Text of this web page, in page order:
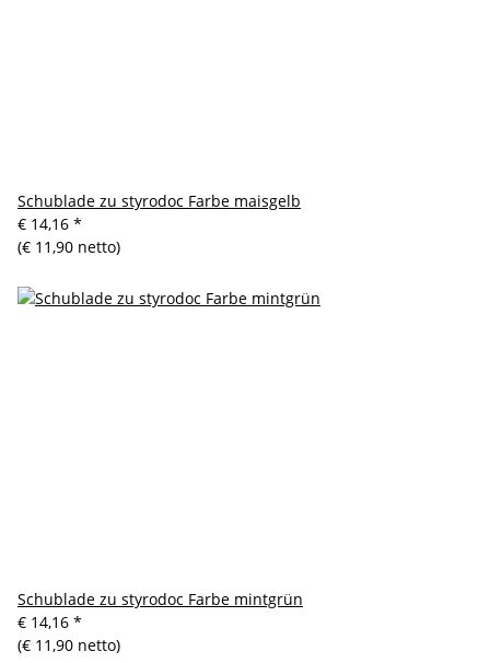
Schublade zu styrodoc Farbe maisgelb
€ 14,16 *
(€ 11,90 netto)
Schublade zu styrodoc Farbe mintgrün
€ 14,16 *
(€ 11,90 netto)